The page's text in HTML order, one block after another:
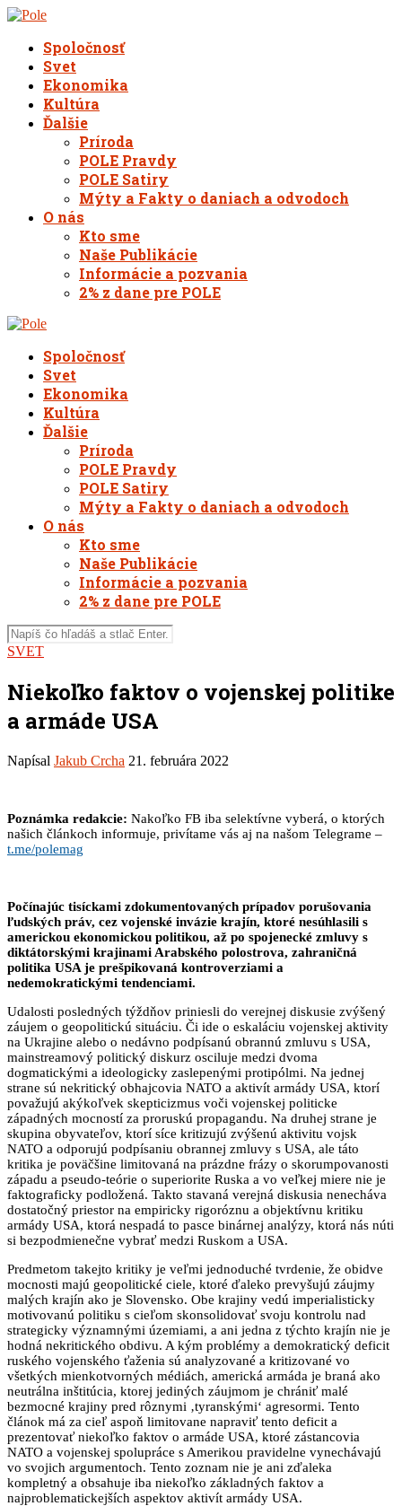
Spoločnosť
Svet
Ekonomika
Kultúra
Ďalšie
Príroda
POLE Pravdy
POLE Satiry
Mýty a Fakty o daniach a odvodoch
O nás
Kto sme
Naše Publikácie
Informácie a pozvania
2% z dane pre POLE
Spoločnosť
Svet
Ekonomika
Kultúra
Ďalšie
Príroda
POLE Pravdy
POLE Satiry
Mýty a Fakty o daniach a odvodoch
O nás
Kto sme
Naše Publikácie
Informácie a pozvania
2% z dane pre POLE
SVET
Niekoľko faktov o vojenskej politike
a armáde USA
Napísal Jakub Crcha 21. februára 2022
Poznámka redakcie: Nakoľko FB iba selektívne vyberá, o ktorých
našich článkoch informuje, privítame vás aj na našom Telegrame –
t.me/polemag
Počínajúc tisíckami zdokumentovaných prípadov porušovania
ľudských práv, cez vojenské invázie krajín, ktoré nesúhlasili s
americkou ekonomickou politikou, až po spojenecké zmluvy s
diktátorskými krajinami Arabského polostrova, zahraničná
politika USA je prešpikovaná kontroverziami a
nedemokratickými tendenciami.
Udalosti posledných týždňov priniesli do verejnej diskusie zvýšený
záujem o geopolitickú situáciu. Či ide o eskaláciu vojenskej aktivity
na Ukrajine alebo o nedávno podpísanú obrannú zmluvu s USA,
mainstreamový politický diskurz osciluje medzi dvoma
dogmatickými a ideologicky zaslepenými protipólmi. Na jednej
strane sú nekritický obhajcovia NATO a aktivít armády USA, ktorí
považujú akýkoľvek skepticizmus voči vojenskej politicke
západných mocností za proruskú propagandu. Na druhej strane je
skupina obyvateľov, ktorí síce kritizujú zvýšenú aktivitu vojsk
NATO a odporujú podpísaniu obrannej zmluvy s USA, ale táto
kritika je poväčšine limitovaná na prázdne frázy o skorumpovanosti
západu a pseudo-teórie o superiorite Ruska a vo veľkej miere nie je
faktograficky podložená. Takto stavaná verejná diskusia nenecháva
dostatočný priestor na empiricky rigoróznu a objektívnu kritiku
armády USA, ktorá nespadá to pasce binárnej analýzy, ktorá nás núti
si bezpodmienečne vybrať medzi Ruskom a USA.
Predmetom takejto kritiky je veľmi jednoduché tvrdenie, že obidve
mocnosti majú geopolitické ciele, ktoré ďaleko prevyšujú záujmy
malých krajín ako je Slovensko. Obe krajiny vedú imperialisticky
motivovanú politiku s cieľom skonsolidovať svoju kontrolu nad
strategicky významnými územiami, a ani jedna z týchto krajín nie je
hodná nekritického obdivu. A kým problémy a demokratický deficit
ruského vojenského ťaženia sú analyzované a kritizované vo
všetkých mienkotvorných médiách, americká armáda je braná ako
neutrálna inštitúcia, ktorej jediných záujmom je chrániť malé
bezmocné krajiny pred rôznymi ‚tyranskými‘ agresormi. Tento
článok má za cieľ aspoň limitovane napraviť tento deficit a
prezentovať niekoľko faktov o armáde USA, ktoré zástancovia
NATO a vojenskej spolupráce s Amerikou pravidelne vynechávajú
vo svojich argumentoch. Tento zoznam nie je ani zďaleka
kompletný a obsahuje iba niekoľko základných faktov a
najproblematickejších aspektov aktivít armády USA.